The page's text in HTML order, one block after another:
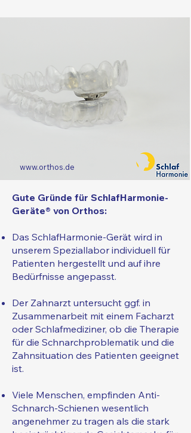
www.orthos.de
Gute Gründe für SchlafHarmonie-
Geräte® von Orthos:
Das SchlafHarmonie-Gerät wird in
unserem Speziallabor individuell für
Patienten hergestellt und auf ihre
Bedürfnisse angepasst.
Der Zahnarzt untersucht ggf. in
Zusammenarbeit mit einem Facharzt
oder Schlafmediziner, ob die Therapie
für die Schnarchproblematik und die
Zahnsituation des Patienten geeignet
ist.
Viele Menschen, empfinden Anti-
Schnarch-Schienen wesentlich
angenehmer zu tragen als die stark